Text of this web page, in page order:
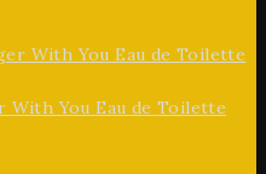
You Eau de Toilette